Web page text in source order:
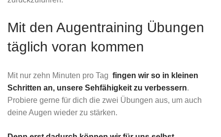
Mit den Augentraining Übungen
täglich voran kommen
Mit nur zehn Minuten pro Tag fingen wir so in kleinen
Schritten an, unsere Sehfähigkeit zu verbessern.
Probiere gerne für dich die zwei Übungen aus, um auch
deine Augen wieder zu stärken.